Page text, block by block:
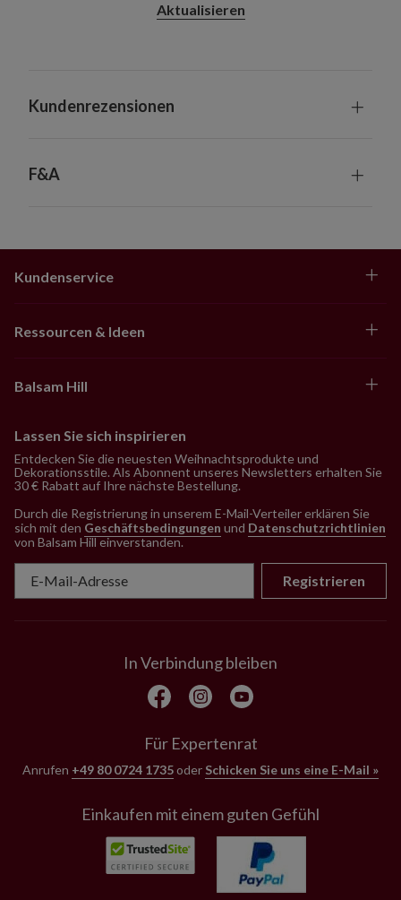
Aktualisieren
Kundenrezensionen
F&A
Kundenservice
Ressourcen & Ideen
Balsam Hill
Lassen Sie sich inspirieren
Entdecken Sie die neuesten Weihnachtsprodukte und
Dekorationsstile. Als Abonnent unseres Newsletters erhalten Sie
30 € Rabatt auf Ihre nächste Bestellung.
Durch die Registrierung in unserem E-Mail-Verteiler erklären Sie
sich mit den Geschäftsbedingungen und Datenschutzrichtlinien
von Balsam Hill einverstanden.
Registrieren
In Verbindung bleiben
Für Expertenrat
Anrufen +49 80 0724 1735oder Schicken Sie uns eine E-Mail »
Einkaufen mit einem guten Gefühl